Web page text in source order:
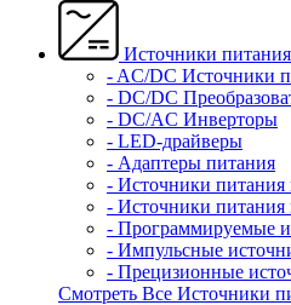
Источники питания
- AC/DC Источники
- DC/DC
- DC/AC Инверторы
- LED-драйверы
- Адаптеры питания
- Источники питания
- Источники питания
- Программируемые
- Импульсные
- Прецизионные
Смотреть Все Источники